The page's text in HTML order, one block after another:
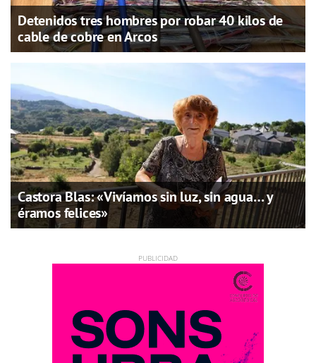
Detenidos tres hombres por robar 40 kilos de
cable de cobre en Arcos
Castora Blas: «Vivíamos sin luz, sin agua… y
éramos felices»